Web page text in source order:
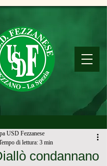
condannano
USD Fezzanese
di lettura: 3 min